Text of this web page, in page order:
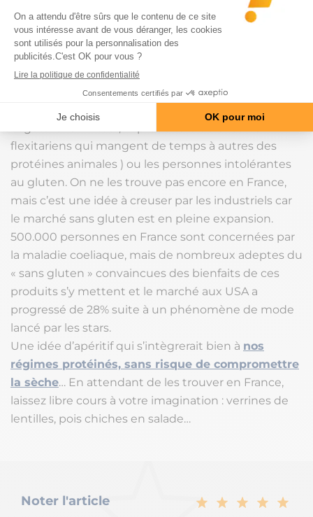
Sans arômes artificiels, ni conservateurs, cette
marque propose une alternative saine à l’apéritif et
sont également intéressantes pour les personnes
qui sont végétariennes(environ 2% de la
flexitariens qui mangent de temps à autres des
protéines animales ) ou les personnes intolérantes
au gluten. On ne les trouve pas encore en France,
mais c’est une idée à creuser par les industriels car
le marché sans gluten est en pleine expansion.
500.000 personnes en France sont concernées par
la maladie coeliaque, mais de nombreux adeptes du
« sans gluten » convaincues des bienfaits de ces
produits s’y mettent et le marché aux USA a
progressé de 28% suite à un phénomène de mode
lancé par les stars.
Une idée d’apéritif qui s’intègrerait bien à nos
régimes protéinés, sans risque de compromettre
la sèche… En attendant de les trouver en France,
laissez libre cours à votre imagination : verrines de
lentilles, pois chiches en salade…
Noter l'article